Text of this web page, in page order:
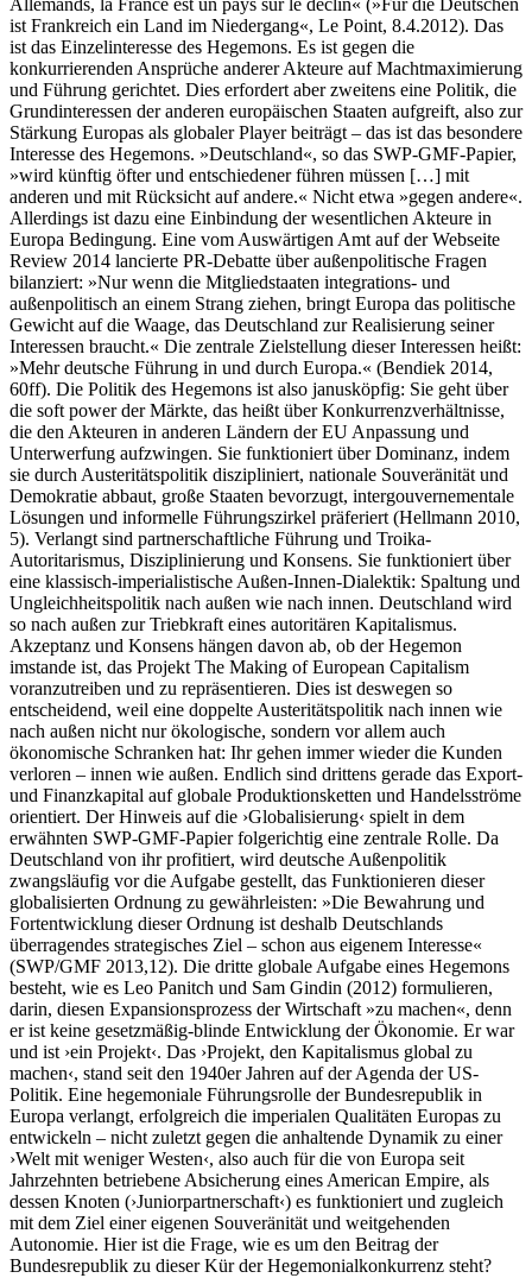
Allemands, la France est un pays sur le déclin« (»Für die Deutschen
ist Frankreich ein Land im Niedergang«, Le Point, 8.4.2012). Das
ist das Einzelinteresse des Hegemons. Es ist gegen die
konkurrierenden Ansprüche anderer Akteure auf Machtmaximierung
und Führung gerichtet. Dies erfordert aber zweitens eine Politik, die
Grundinteressen der anderen europäischen Staaten aufgreift, also zur
Stärkung Europas als globaler Player beiträgt – das ist das besondere
Interesse des Hegemons. »Deutschland«, so das SWP-GMF-Papier,
»wird künftig öfter und entschiedener führen müssen […] mit
anderen und mit Rücksicht auf andere.« Nicht etwa »gegen andere«.
Allerdings ist dazu eine Einbindung der wesentlichen Akteure in
Europa Bedingung. Eine vom Auswärtigen Amt auf der Webseite
Review 2014 lancierte PR-Debatte über außenpolitische Fragen
bilanziert: »Nur wenn die Mitgliedstaaten integrations- und
außenpolitisch an einem Strang ziehen, bringt Europa das politische
Gewicht auf die Waage, das Deutschland zur Realisierung seiner
Interessen braucht.« Die zentrale Zielstellung dieser Interessen heißt:
»Mehr deutsche Führung in und durch Europa.« (Bendiek 2014,
60ff). Die Politik des Hegemons ist also janusköpfig: Sie geht über
die soft power der Märkte, das heißt über Konkurrenzverhältnisse,
die den Akteuren in anderen Ländern der EU Anpassung und
Unterwerfung aufzwingen. Sie funktioniert über Dominanz, indem
sie durch Austeritätspolitik diszipliniert, nationale Souveränität und
Demokratie abbaut, große Staaten bevorzugt, intergouvernementale
Lösungen und informelle Führungszirkel präferiert (Hellmann 2010,
5). Verlangt sind partnerschaftliche Führung und Troika-
Autoritarismus, Disziplinierung und Konsens. Sie funktioniert über
eine klassisch-imperialistische Außen-Innen-Dialektik: Spaltung und
Ungleichheitspolitik nach außen wie nach innen. Deutschland wird
so nach außen zur Triebkraft eines autoritären Kapitalismus.
Akzeptanz und Konsens hängen davon ab, ob der Hegemon
imstande ist, das Projekt The Making of European Capitalism
voranzutreiben und zu repräsentieren. Dies ist deswegen so
entscheidend, weil eine doppelte Austeritätspolitik nach innen wie
nach außen nicht nur ökologische, sondern vor allem auch
ökonomische Schranken hat: Ihr gehen immer wieder die Kunden
verloren – innen wie außen. Endlich sind drittens gerade das Export-
und Finanzkapital auf globale Produktionsketten und Handelsströme
orientiert. Der Hinweis auf die ›Globalisierung‹ spielt in dem
erwähnten SWP-GMF-Papier folgerichtig eine zentrale Rolle. Da
Deutschland von ihr profitiert, wird deutsche Außenpolitik
zwangsläufig vor die Aufgabe gestellt, das Funktionieren dieser
globalisierten Ordnung zu gewährleisten: »Die Bewahrung und
Fortentwicklung dieser Ordnung ist deshalb Deutschlands
überragendes strategisches Ziel – schon aus eigenem Interesse«
(SWP/GMF 2013,12). Die dritte globale Aufgabe eines Hegemons
besteht, wie es Leo Panitch und Sam Gindin (2012) formulieren,
darin, diesen Expansionsprozess der Wirtschaft »zu machen«, denn
er ist keine gesetzmäßig-blinde Entwicklung der Ökonomie. Er war
und ist ›ein Projekt‹. Das ›Projekt, den Kapitalismus global zu
machen‹, stand seit den 1940er Jahren auf der Agenda der US-
Politik. Eine hegemoniale Führungsrolle der Bundesrepublik in
Europa verlangt, erfolgreich die imperialen Qualitäten Europas zu
entwickeln – nicht zuletzt gegen die anhaltende Dynamik zu einer
›Welt mit weniger Westen‹, also auch für die von Europa seit
Jahrzehnten betriebene Absicherung eines American Empire, als
dessen Knoten (›Juniorpartnerschaft‹) es funktioniert und zugleich
mit dem Ziel einer eigenen Souveränität und weitgehenden
Autonomie. Hier ist die Frage, wie es um den Beitrag der
Bundesrepublik zu dieser Kür der Hegemonialkonkurrenz steht?